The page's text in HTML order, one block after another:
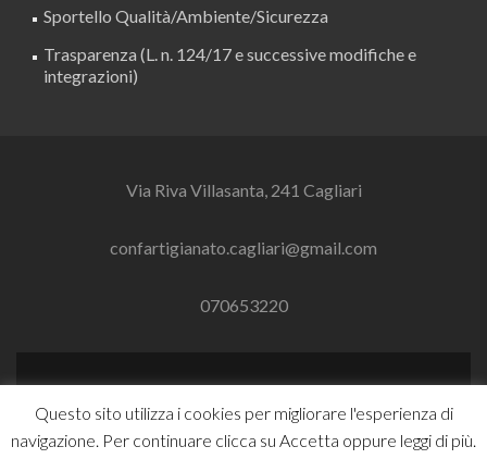
Sportello Qualità/Ambiente/Sicurezza
Trasparenza (L. n. 124/17 e successive modifiche e
integrazioni)
Via Riva Villasanta, 241 Cagliari
confartigianato.cagliari@gmail.com
070653220
Link
a
Facebook
a
Linkedin
Questo sito utilizza i cookies per migliorare l'esperienza di
navigazione. Per continuare clicca su Accetta oppure leggi di più.